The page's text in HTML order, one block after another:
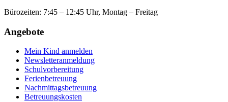
Bürozeiten: 7:45 – 12:45 Uhr, Montag – Freitag
Angebote
Mein Kind anmelden
Newsletteranmeldung
Schulvorbereitung
Ferienbetreuung
Nachmittagsbetreuung
Betreuungskosten